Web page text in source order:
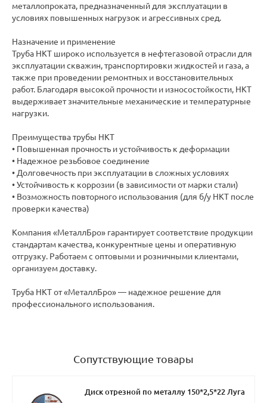
металлопроката, предназначенный для эксплуатации в
условиях повышенных нагрузок и агрессивных сред.
Назначение и применение
Труба НКТ широко используется в нефтегазовой отрасли для
эксплуатации скважин, транспортировки жидкостей и газа, а
также при проведении ремонтных и восстановительных
работ. Благодаря высокой прочности и износостойкости, НКТ
выдерживает значительные механические и температурные
нагрузки.
Преимущества трубы НКТ
• Повышенная прочность и устойчивость к деформации
• Надежное резьбовое соединение
• Долговечность при эксплуатации в сложных условиях
• Устойчивость к коррозии (в зависимости от марки стали)
• Возможность повторного использования (для б/у НКТ после
проверки качества)
Компания «МеталлБро» гарантирует соответствие продукции
стандартам качества, конкурентные цены и оперативную
отгрузку. Работаем с оптовыми и розничными клиентами,
организуем доставку.
Труба НКТ от «МеталлБро» — надежное решение для
профессионального использования.
Сопутствующие товары
Диск отрезной по металлу 150*2,5*22 Луга